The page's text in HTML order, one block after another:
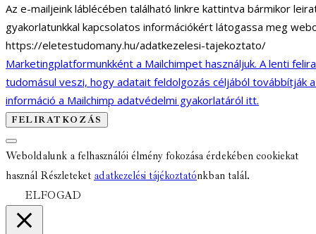
Az e-mailjeink láblécében található linkre kattintva bármikor
gyakorlatunkkal kapcsolatos információkért látogassa meg
https://eletestudomany.hu/adatkezelesi-tajekoztato/
Marketingplatformunkként a Mailchimpet használjuk. A lenti
tudomásul veszi, hogy adatait feldolgozás céljából továbbítják
információ a Mailchimp adatvédelmi gyakorlatáról itt.
Weboldalunk a felhasználói élmény fokozása érdekében cookiekat
használ Részleteket adatkezelési tájékoztatónkban talál.
ELFOGAD